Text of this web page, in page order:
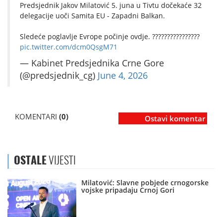
Predsjednik Jakov Milatović 5. juna u Tivtu dočekaće 32
delegacije uoči Samita EU - Zapadni Balkan.
Sledeće poglavlje Evrope počinje ovdje. ????????????????
pic.twitter.com/dcm0QsgM71
— Kabinet Predsjednika Crne Gore
(@predsjednik_cg) June 4, 2026
KOMENTARI (0) Ostavi komentar
OSTALEVIJESTI
Milatović: Slavne pobjede crnogorske
vojske pripadaju Crnoj Gori